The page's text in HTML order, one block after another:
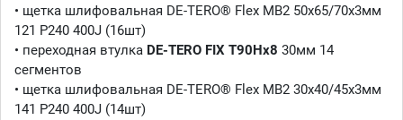
• щетка шлифовальная DE-TERO® Flex MB2 50x65/70х3мм
121 P240 400J (16шт)
• переходная втулка DE-TERO FIX T90Hx8 30мм 14
сегментов
• щетка шлифовальная DE-TERO® Flex MB2 30х40/45х3мм
141 P240 400J (14шт)